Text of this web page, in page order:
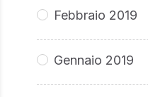
Febbraio 2019
Gennaio 2019